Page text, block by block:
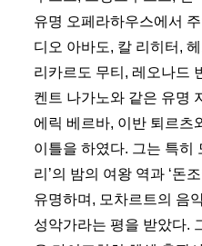
유명 오페라하우스에서
디오 아바도, 칼 리히터,
리카르도 무티, 레오나드
켄트 나가노와 같은 유명
에릭 베르바, 이반 퇴르츠
이틀을 하였다. 그는 특히
리’의 밤의 여왕 역과 ‘돈
유명하며, 모차르트의 음
성악가라는 평을 받았다.